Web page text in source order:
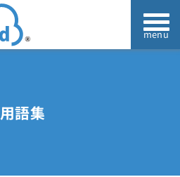
用語集